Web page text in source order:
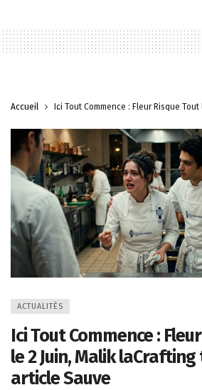
Accueil Ici Tout Commence : Fleur Risque
ACTUALITÉS
Ici Tout Commence :
le 2 Juin, Malik
article Sauve